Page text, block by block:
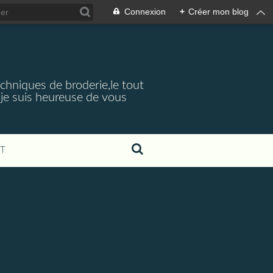
Connexion + Créer mon blog
de broderie,le tout
suis heureuse de vous